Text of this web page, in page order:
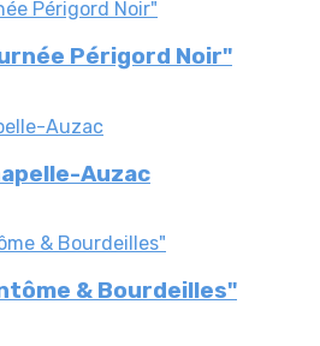
Périgord Noir"
Auzac
& Bourdeilles"